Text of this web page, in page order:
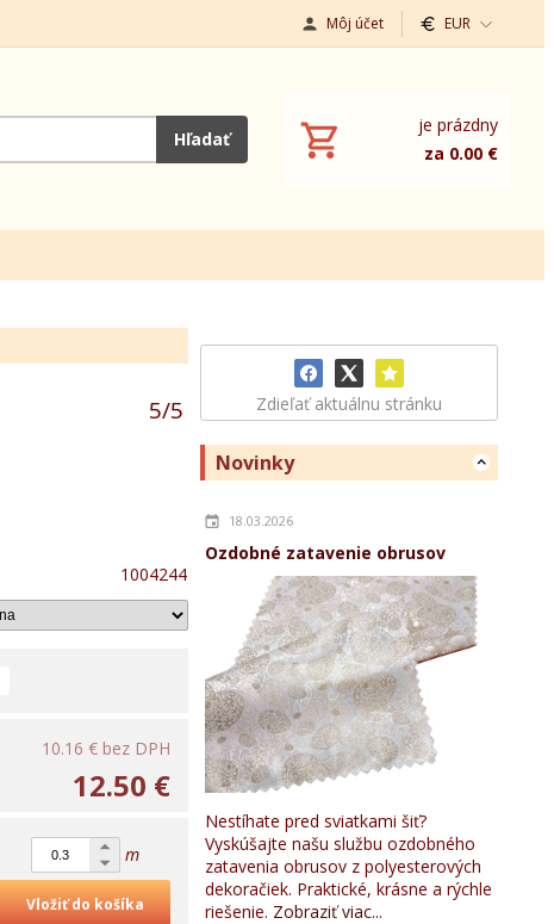
Môj účet EUR
Hľadať
je prázdny
za 0.00 €
Zdieľať aktuálnu stránku
Novinky
18.03.2026
Ozdobné zatavenie obrusov
Nestíhate pred sviatkami šiť?
Vyskúšajte našu službu ozdobného
zatavenia obrusov z polyesterových
dekoračiek. Praktické, krásne a rýchle
riešenie. Zobraziť viac...
5/5
1004244
10.16 € bez DPH
12.50 €
m
Vložiť do košíka